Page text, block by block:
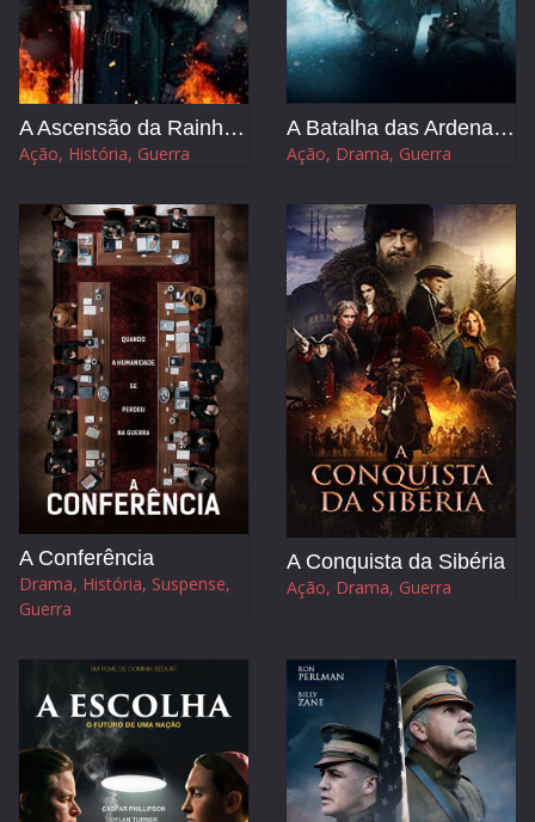
TERROR
THRILLER
A Ascensão da Rainha Guerreira
Ação, História, Guerra
A Batalha das Ardenas - A Última Ofensiva de Hitler
Ação, Drama, Guerra
A Conferência
Drama, História, Suspense,
Guerra
A Conquista da Sibéria
Ação, Drama, Guerra